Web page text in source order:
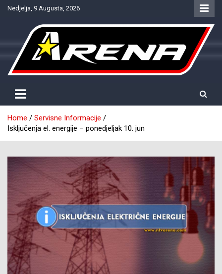
SkipNedjelja, 9 Augusta, 2026
NTV Arena
Home
Servisne Informacije
Isključenja el. energije – ponedjeljak 10. jun